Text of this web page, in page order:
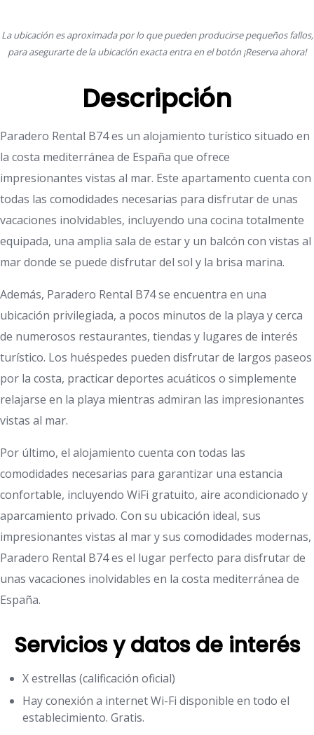
La ubicación es aproximada por lo que pueden producirse pequeños fallos,
para asegurarte de la ubicación exacta entra en el botón ¡Reserva ahora!
Descripción
Paradero Rental B74 es un alojamiento turístico situado en
la costa mediterránea de España que ofrece
impresionantes vistas al mar. Este apartamento cuenta con
todas las comodidades necesarias para disfrutar de unas
vacaciones inolvidables, incluyendo una cocina totalmente
equipada, una amplia sala de estar y un balcón con vistas al
mar donde se puede disfrutar del sol y la brisa marina.
Además, Paradero Rental B74 se encuentra en una
ubicación privilegiada, a pocos minutos de la playa y cerca
de numerosos restaurantes, tiendas y lugares de interés
turístico. Los huéspedes pueden disfrutar de largos paseos
por la costa, practicar deportes acuáticos o simplemente
relajarse en la playa mientras admiran las impresionantes
vistas al mar.
Por último, el alojamiento cuenta con todas las
comodidades necesarias para garantizar una estancia
confortable, incluyendo WiFi gratuito, aire acondicionado y
aparcamiento privado. Con su ubicación ideal, sus
impresionantes vistas al mar y sus comodidades modernas,
Paradero Rental B74 es el lugar perfecto para disfrutar de
unas vacaciones inolvidables en la costa mediterránea de
España.
Servicios y datos de interés
X estrellas (calificación oficial)
Hay conexión a internet Wi-Fi disponible en todo el
establecimiento. Gratis.